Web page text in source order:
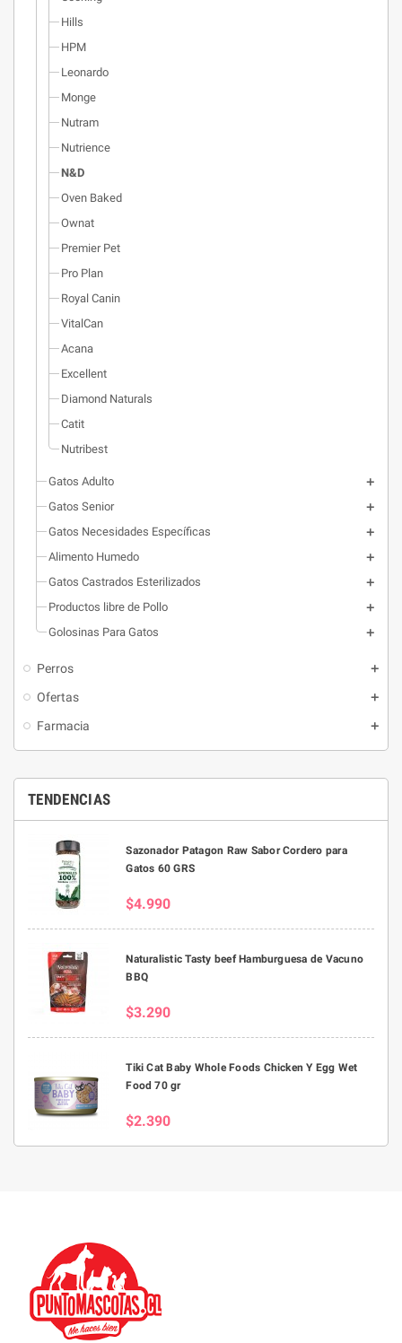
Hills
HPM
Leonardo
Monge
Nutram
Nutrience
N&D
Oven Baked
Ownat
Premier Pet
Pro Plan
Royal Canin
VitalCan
Acana
Excellent
Diamond Naturals
Catit
Nutribest
Gatos Adulto
Gatos Senior
Gatos Necesidades Específicas
Alimento Humedo
Gatos Castrados Esterilizados
Productos libre de Pollo
Golosinas Para Gatos
Perros
Ofertas
Farmacia
TENDENCIAS
Sazonador Patagon Raw Sabor Cordero para
Gatos 60 GRS
$4.990
Naturalistic Tasty beef Hamburguesa de Vacuno
BBQ
$3.290
Tiki Cat Baby Whole Foods Chicken Y Egg Wet
Food 70 gr
$2.390